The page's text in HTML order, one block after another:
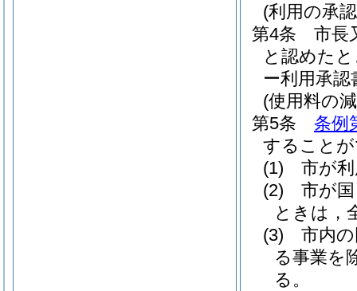
(利用の承
第4条
市長
と認めた
ー利用承認
(使用料の
第5条
条例
すること
(1)
市が
(2)
市が
ときは，
(3)
市内
る事業を
る。